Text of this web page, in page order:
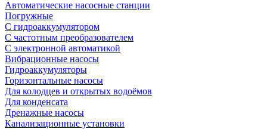
Автоматические насосные станции
Погружные
С гидроаккумулятором
С частотным преобразователем
С электронной автоматикой
Вибрационные насосы
Гидроаккумуляторы
Горизонтальные насосы
Для колодцев и открытых водоёмов
Для конденсата
Дренажные насосы
Канализационные установки